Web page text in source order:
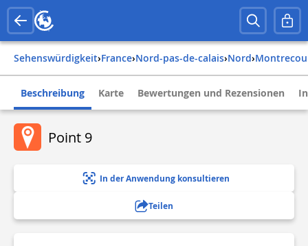
Sehenswürdigkeit› france› nord-pas-de-calais› nord›
Beschreibung Karte Bewertungen und Rezensionen
Point 9
In der Anwendung konsultieren
Teilen